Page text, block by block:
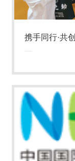
携手同行·共